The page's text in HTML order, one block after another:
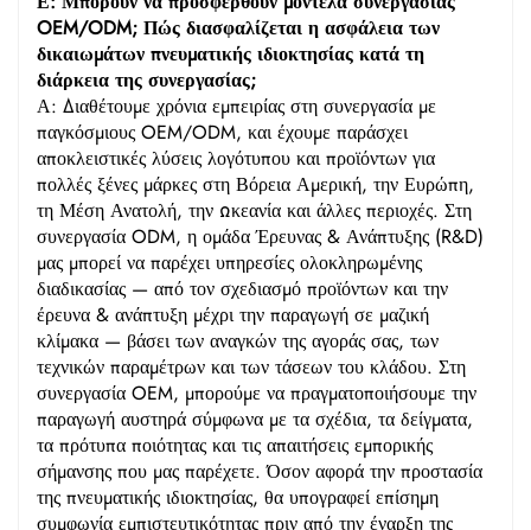
OEM/ODM; Πώς διασφαλίζεται η ασφάλεια των
δικαιωμάτων πνευματικής ιδιοκτησίας κατά τη
διάρκεια της συνεργασίας;
Α: Διαθέτουμε χρόνια εμπειρίας στη συνεργασία με
παγκόσμιους OEM/ODM, και έχουμε παράσχει
αποκλειστικές λύσεις λογότυπου και προϊόντων για
πολλές ξένες μάρκες στη Βόρεια Αμερική, την Ευρώπη,
τη Μέση Ανατολή, την Ωκεανία και άλλες περιοχές. Στη
συνεργασία ODM, η ομάδα Έρευνας & Ανάπτυξης (R&D)
μας μπορεί να παρέχει υπηρεσίες ολοκληρωμένης
διαδικασίας — από τον σχεδιασμό προϊόντων και την
έρευνα & ανάπτυξη μέχρι την παραγωγή σε μαζική
κλίμακα — βάσει των αναγκών της αγοράς σας, των
τεχνικών παραμέτρων και των τάσεων του κλάδου. Στη
συνεργασία OEM, μπορούμε να πραγματοποιήσουμε την
παραγωγή αυστηρά σύμφωνα με τα σχέδια, τα δείγματα,
τα πρότυπα ποιότητας και τις απαιτήσεις εμπορικής
σήμανσης που μας παρέχετε. Όσον αφορά την προστασία
της πνευματικής ιδιοκτησίας, θα υπογραφεί επίσημη
συμφωνία εμπιστευτικότητας πριν από την έναρξη της